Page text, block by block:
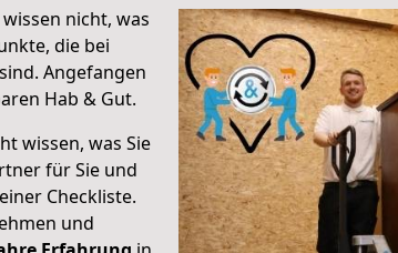
nicht, was
die bei
Angefangen
Hab & Gut.
wissen, was Sie
für Sie und
Checkliste.
und